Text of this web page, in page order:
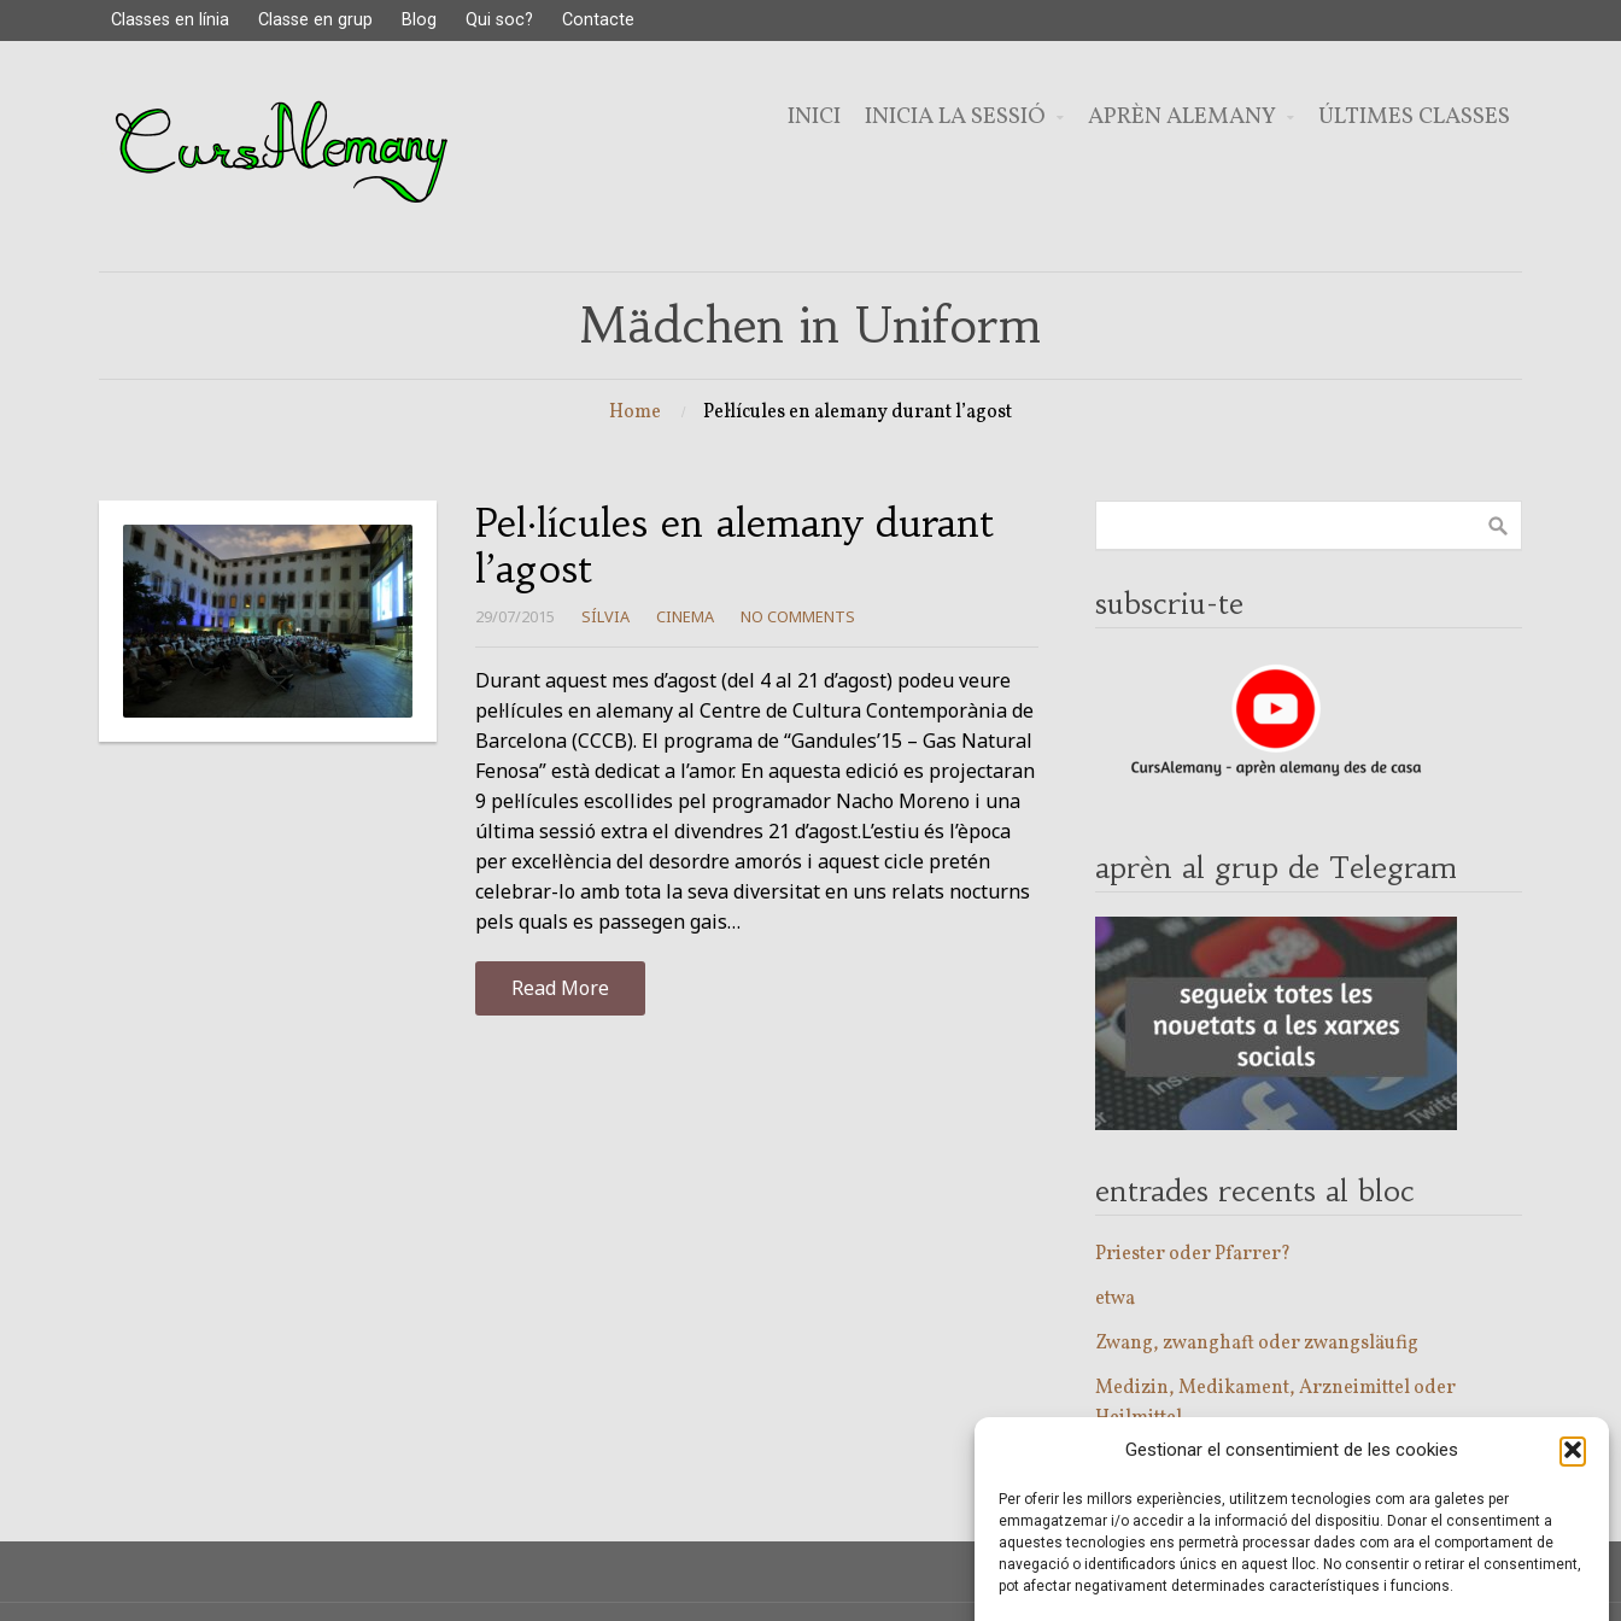
Gestionar el consentimient de les cookies
Per oferir les millors experiències, utilitzem tecnologies com ara galetes per
emmagatzemar i/o accedir a la informació del dispositiu. Donar el consentiment a
aquestes tecnologies ens permetrà processar dades com ara el comportament de
navegació o identificadors únics en aquest lloc. No consentir o retirar el consentiment,
pot afectar negativament determinades característiques i funcions.
Classes en línia Classe en grup Blog Qui soc? Contacte
INICI INICIA LA SESSIÓ APRÈN ALEMANY ÚLTIMES CLASSES
Mädchen in Uniform
Home Pel·lícules en alemany durant l’agost
Pel·lícules en alemany durant
l’agost
29/07/2015 SÍLVIA CINEMA NO COMMENTS
Durant aquest mes d’agost (del 4 al 21 d’agost) podeu veure
pel·lícules en alemany al Centre de Cultura Contemporània de
Barcelona (CCCB). El programa de “Gandules’15 – Gas Natural
Fenosa” està dedicat a l’amor. En aquesta edició es projectaran
9 pel·lícules escollides pel programador Nacho Moreno i una
última sessió extra el divendres 21 d’agost.L’estiu és l’època
per excel·lència del desordre amorós i aquest cicle pretén
celebrar-lo amb tota la seva diversitat en uns relats nocturns
pels quals es passegen gais…
Read More
subscriu-te
aprèn al grup de Telegram
entrades recents al bloc
Priester oder Pfarrer?
etwa
Zwang, zwanghaft oder zwangsläufig
Medizin, Medikament, Arzneimittel oder
Heilmittel
Com entrar a les classes d’alemany?